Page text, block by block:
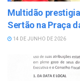
Multidão
Sertão na Praça
14 DE JUNHO DE 2026